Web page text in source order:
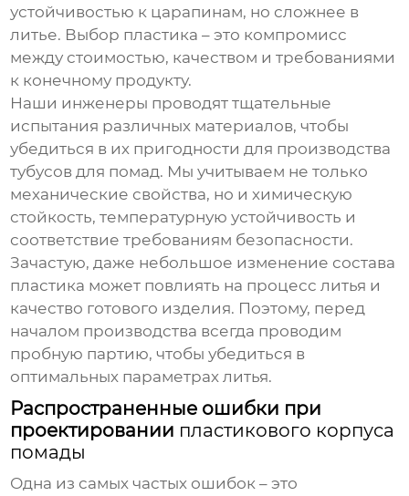
устойчивостью к царапинам, но сложнее в
литье. Выбор пластика – это компромисс
между стоимостью, качеством и требованиями
к конечному продукту.
Наши инженеры проводят тщательные
испытания различных материалов, чтобы
убедиться в их пригодности для производства
тубусов для помад. Мы учитываем не только
механические свойства, но и химическую
стойкость, температурную устойчивость и
соответствие требованиям безопасности.
Зачастую, даже небольшое изменение состава
пластика может повлиять на процесс литья и
качество готового изделия. Поэтому, перед
началом производства всегда проводим
пробную партию, чтобы убедиться в
оптимальных параметрах литья.
Распространенные ошибки при
проектировании пластикового корпуса
помады
Одна из самых частых ошибок – это